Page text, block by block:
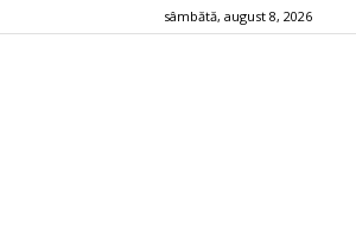
sâmbătă, august 8, 2026